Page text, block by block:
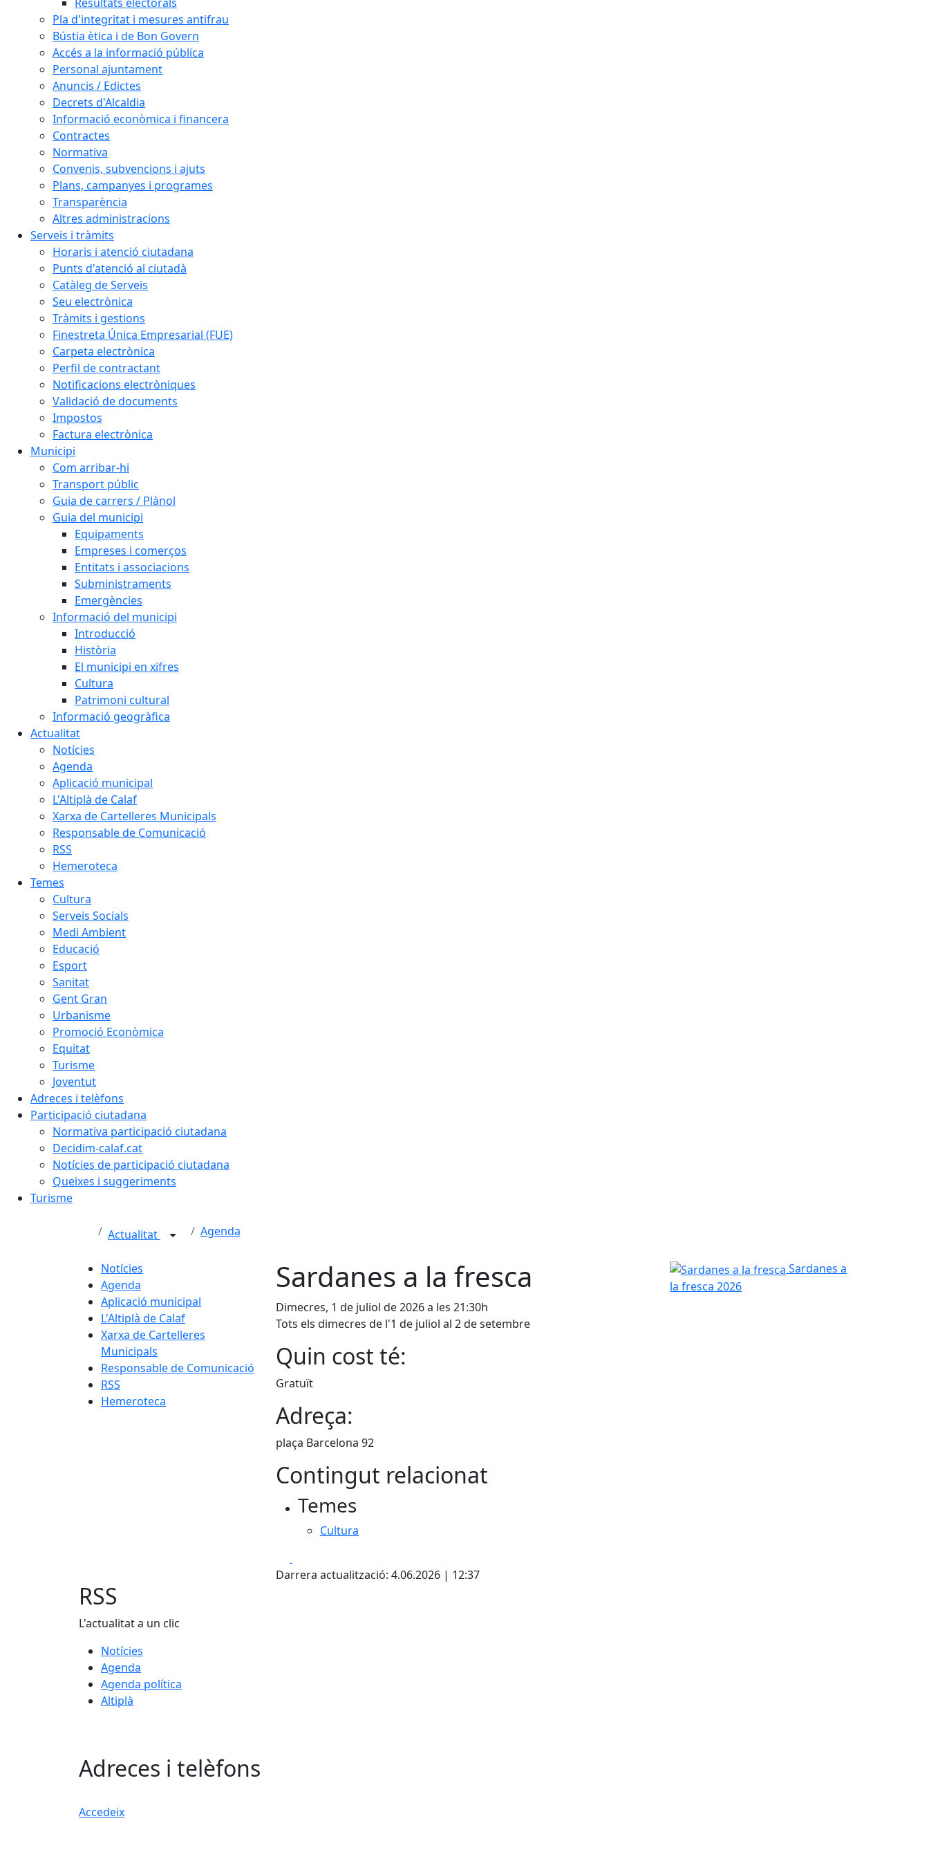
Pla d'integritat i mesures antifrau
Bústia ètica i de Bon Govern
Accés a la informació pública
Personal ajuntament
Anuncis / Edictes
Decrets d'Alcaldia
Informació econòmica i financera
Contractes
Normativa
Convenis, subvencions i ajuts
Plans, campanyes i programes
Transparència
Altres administracions
Serveis i tràmits
Horaris i atenció ciutadana
Punts d'atenció al ciutadà
Catàleg de Serveis
Seu electrònica
Tràmits i gestions
Finestreta Única Empresarial (FUE)
Carpeta electrònica
Perfil de contractant
Notificacions electròniques
Validació de documents
Impostos
Factura electrònica
Municipi
Com arribar-hi
Transport públic
Guia de carrers / Plànol
Guia del municipi
Equipaments
Empreses i comerços
Entitats i associacions
Subministraments
Emergències
Informació del municipi
Introducció
Història
El municipi en xifres
Cultura
Patrimoni cultural
Informació geogràfica
Actualitat
Notícies
Agenda
Aplicació municipal
L'Altiplà de Calaf
Xarxa de Cartelleres Municipals
Responsable de Comunicació
RSS
Hemeroteca
Temes
Cultura
Serveis Socials
Medi Ambient
Educació
Esport
Sanitat
Gent Gran
Urbanisme
Promoció Econòmica
Equitat
Turisme
Joventut
Adreces i telèfons
Participació ciutadana
Normativa participació ciutadana
Decidim-calaf.cat
Notícies de participació ciutadana
Queixes i suggeriments
Turisme
Actualitat Agenda
Notícies
Agenda
Aplicació municipal
L'Altiplà de Calaf
Xarxa de Cartelleres
Municipals
Responsable de Comunicació
RSS
Hemeroteca
Sardanes a la fresca
Dimecres, 1 de juliol de 2026 a les 21:30h
Tots els dimecres de l'1 de juliol al 2 de setembre
Quin cost té:
Gratuït
Adreça:
plaça Barcelona 92
Contingut relacionat
Temes
Cultura
Darrera actualització: 4.06.2026 | 12:37
Sardanes a la fresca
Sardanes a
la fresca 2026
RSS
L'actualitat a un clic
Notícies
Agenda
Agenda política
Altiplà
Adreces i telèfons
Accedeix